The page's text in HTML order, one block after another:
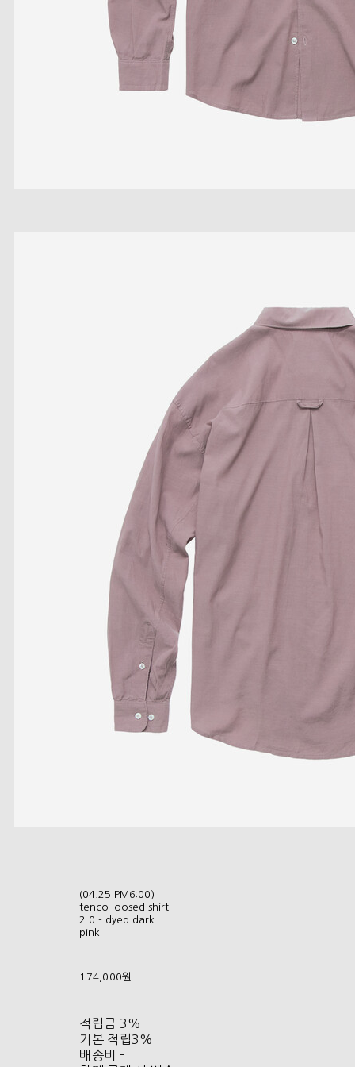
(04.25 PM6:00)
tenco loosed shirt
2.0 - dyed dark
pink
174,000원
적립금 3%
기본 적립3%
배송비 -